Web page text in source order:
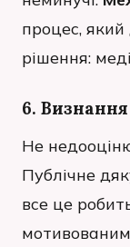
процес,
рішення:
6.
Не
Публічне
все це